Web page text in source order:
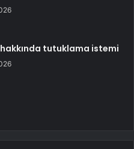
hakkında tutuklama istemi